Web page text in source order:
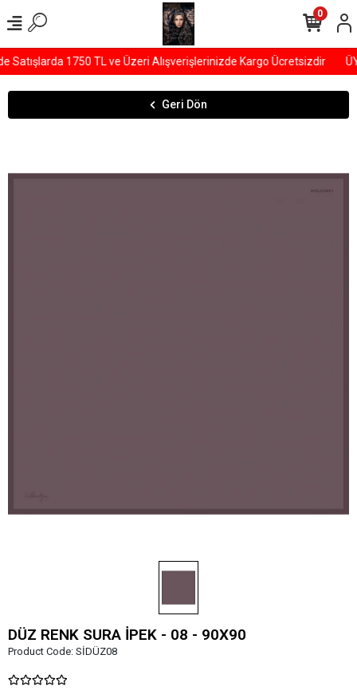
1750 TL ve Üzeri Alışverişlerinizde Kargo Ücretsizdir
0
Geri Dön
DÜZ RENK SURA İPEK - 08 - 90X90
Product Code: SİDÜZ08